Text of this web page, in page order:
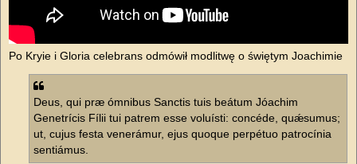
Po Kryie i Gloria celebrans odmówił modlitwę o świętym Joachimie
Deus, qui præ ómnibus Sanctis tuis beátum Jóachim
Genetrícis Fílii tui patrem esse voluísti: concéde, quǽsumus;
ut, cujus festa venerámur, ejus quoque perpétuo patrocínia
sentiámus.